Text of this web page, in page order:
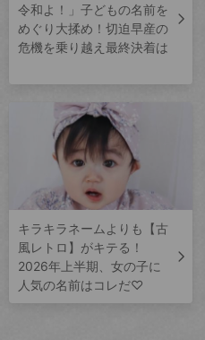
令和よ！」子どもの名前を
めぐり大揉め！切迫早産の
危機を乗り越え最終決着は
キラキラネームよりも【古
風レトロ】がキテる！
2026年上半期、女の子に
人気の名前はコレだ♡